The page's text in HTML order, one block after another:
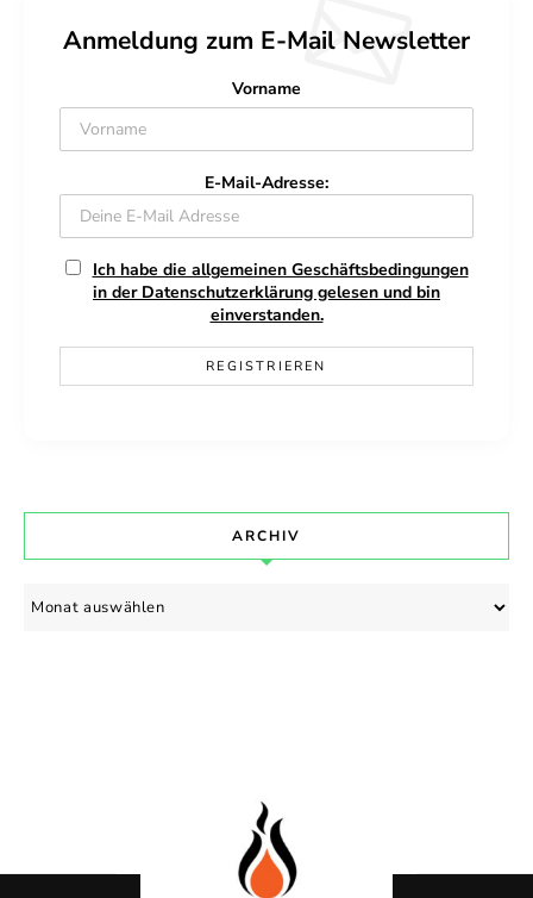
Anmeldung zum E-Mail Newsletter
Vorname
E-Mail-Adresse:
Ich habe die allgemeinen Geschäftsbedingungen
in der Datenschutzerklärung gelesen und bin
einverstanden.
ARCHIV
Archiv